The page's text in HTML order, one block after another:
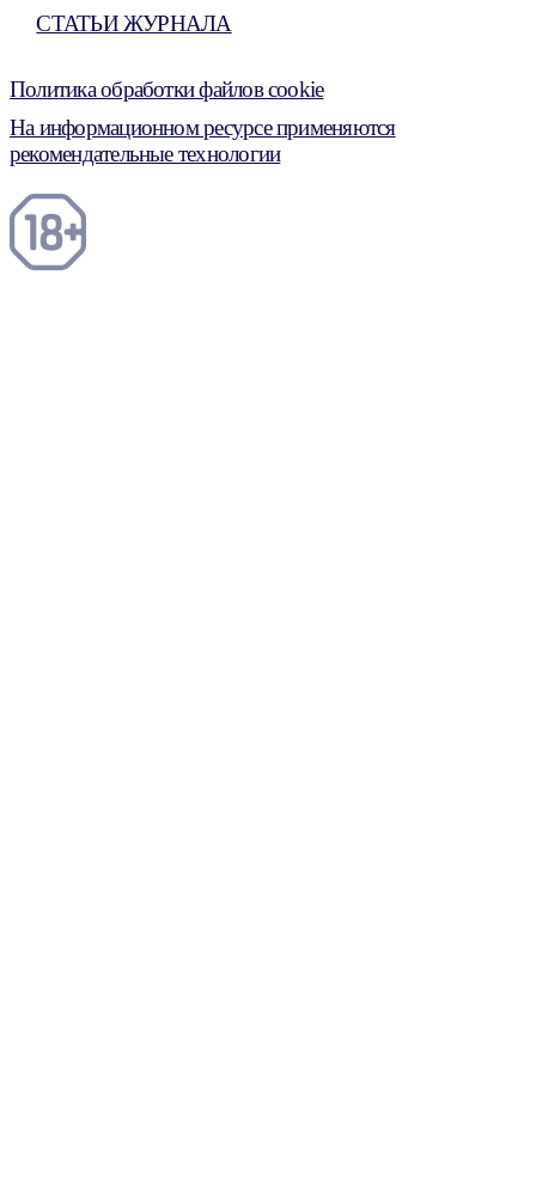
СТАТЬИ ЖУРНАЛА
Политика обработки файлов cookie
На информационном ресурсе применяются
рекомендательные технологии